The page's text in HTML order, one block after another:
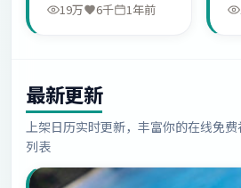
19万 6千 1年前
最新更新
上架日历实时更新，丰富你的在线免费
列表